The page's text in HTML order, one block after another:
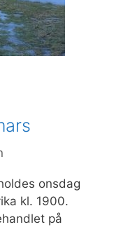
onsdag
kl. 1900.
på